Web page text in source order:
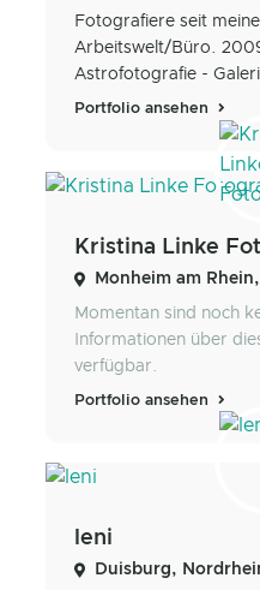
Fotografiere seit
Arbeitswelt/Büro.
Astrofotografie -
Portfolio ansehen
Kristina Linke
Monheim am
Momentan sind noch
Informationen über
verfügbar.
Portfolio ansehen
leni
Duisburg,